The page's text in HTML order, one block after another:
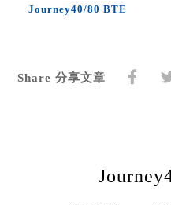
Journey40/80 BTE
Share 分享文章